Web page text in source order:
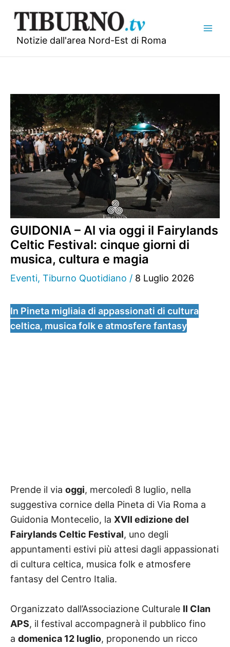
contenuto
Notizie dall'area Nord-Est di Roma
GUIDONIA – Al via oggi il Fairylands
Celtic Festival: cinque giorni di
musica, cultura e magia
Eventi, Tiburno Quotidiano / 8 Luglio 2026
In Pineta migliaia di appassionati di cultura
celtica, musica folk e atmosfere fantasy
Prende il via oggi, mercoledì 8 luglio, nella
suggestiva cornice della Pineta di Via Roma a
Guidonia Montecelio, la XVII edizione del
Fairylands Celtic Festival, uno degli
appuntamenti estivi più attesi dagli appassionati
di cultura celtica, musica folk e atmosfere
fantasy del Centro Italia.
Organizzato dall’Associazione Culturale Il Clan
APS, il festival accompagnerà il pubblico fino
a domenica 12 luglio, proponendo un ricco